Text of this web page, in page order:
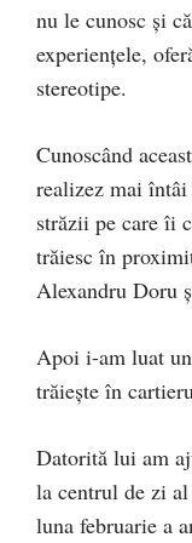
nu le cunosc și
experiențele,
stereotipe.
Cunoscând
realizez mai
străzii pe care îi
trăiesc în
Alexandru Doru
Apoi i-am luat
trăiește în
Datorită lui am
la centrul de zi
luna februarie a